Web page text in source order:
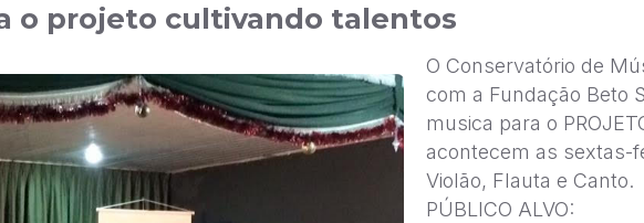
o projeto cultivando talentos
O Conservatório de
com a Fundação Beto
musica para o
acontecem as sextas-
Violão, Flauta e Canto.
PÚBLICO ALVO: